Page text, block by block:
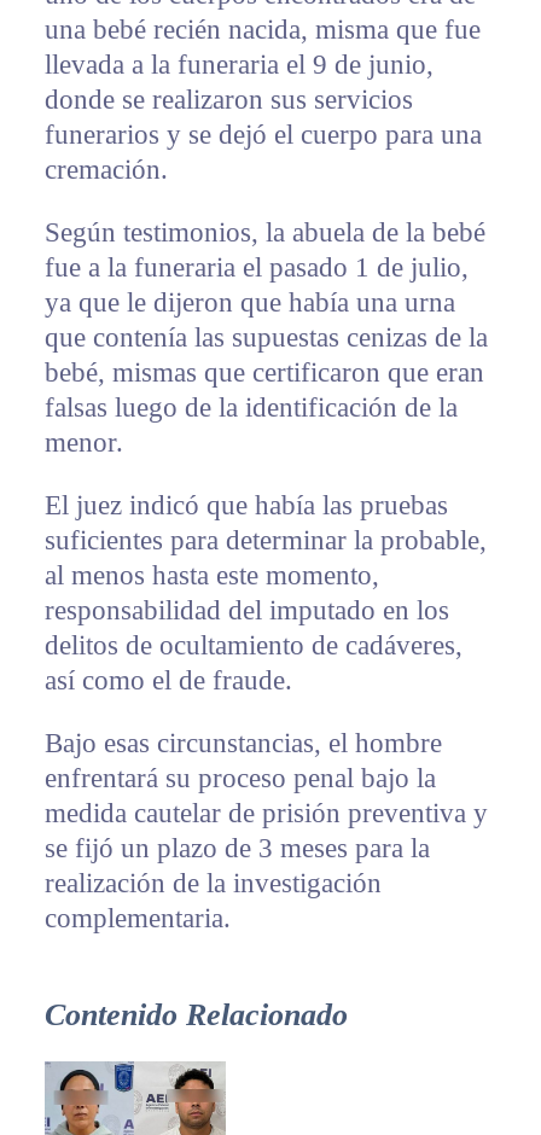
una bebé recién nacida, misma que fue
llevada a la funeraria el 9 de junio,
donde se realizaron sus servicios
funerarios y se dejó el cuerpo para una
cremación.
Según testimonios, la abuela de la bebé
fue a la funeraria el pasado 1 de julio,
ya que le dijeron que había una urna
que contenía las supuestas cenizas de la
bebé, mismas que certificaron que eran
falsas luego de la identificación de la
menor.
El juez indicó que había las pruebas
suficientes para determinar la probable,
al menos hasta este momento,
responsabilidad del imputado en los
delitos de ocultamiento de cadáveres,
así como el de fraude.
Bajo esas circunstancias, el hombre
enfrentará su proceso penal bajo la
medida cautelar de prisión preventiva y
se fijó un plazo de 3 meses para la
realización de la investigación
complementaria.
Contenido Relacionado